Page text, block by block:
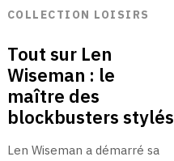
COLLECTION LOISIRS
Tout sur Len
Wiseman : le
maître des
blockbusters stylés
Len Wiseman a démarré sa